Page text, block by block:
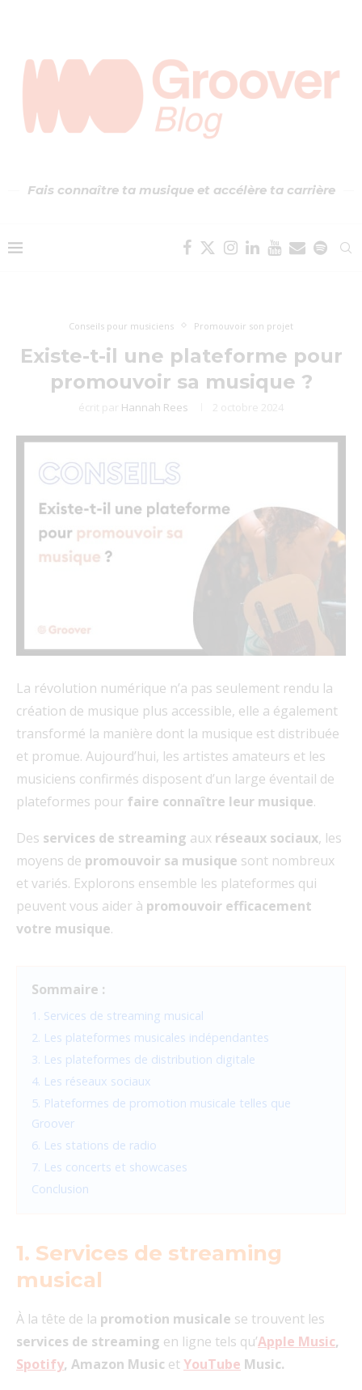
Fais connaître ta musique et accélère ta carrière
Conseils pour musiciens Promouvoir son projet
Existe-t-il une plateforme pour
promouvoir sa musique ?
écrit par Hannah Rees 2 octobre 2024
La révolution numérique n’a pas seulement rendu la
création de musique plus accessible, elle a également
transformé la manière dont la musique est distribuée
et promue. Aujourd’hui, les artistes amateurs et les
musiciens confirmés disposent d’un large éventail de
plateformes pour faire connaître leur musique.
Des services de streaming aux réseaux sociaux, les
moyens de promouvoir sa musique sont nombreux
et variés. Explorons ensemble les plateformes qui
peuvent vous aider à promouvoir efficacement
votre musique.
Sommaire :
1. Services de streaming musical
2. Les plateformes musicales indépendantes
3. Les plateformes de distribution digitale
4. Les réseaux sociaux
5. Plateformes de promotion musicale telles que
Groover
6. Les stations de radio
7. Les concerts et showcases
Conclusion
1. Services de streaming
musical
À la tête de la promotion musicale se trouvent les
services de streaming en ligne tels qu’Apple Music,
Spotify, Amazon Music etYouTube Music.